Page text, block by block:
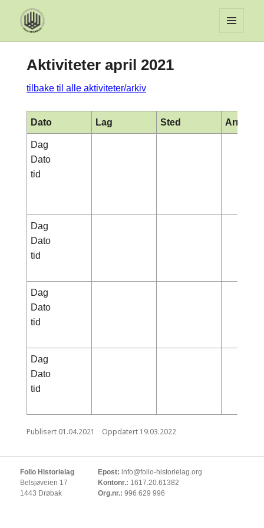
MENY
Aktiviteter april 2021
tilbake til alle aktiviteter/arkiv
Dato Lag Sted
Dag
Dato
tid
Dag
Dato
tid
Dag
Dato
tid
Dag
Dato
tid
Publisert 01.04.2021 Oppdatert 19.03.2022
Follo Historielag
Belsjøveien 17
1443 Drøbak
Epost: info@follo-historielag.org
Kontonr.: 1617.20.61382
Org.nr.: 996 629 996